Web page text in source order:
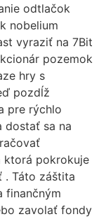
odtlačok
nobelium
vyraziť na 7Bit
pozemok
hry s
pozdĺž
pre rýchlo
dostať sa na
ktorá pokrokuje
. Táto záštita
finančným
zavolať fondy